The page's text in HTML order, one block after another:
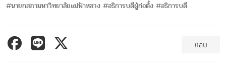
#นายกสภามหาวิทยาลัยแม่ฟ้าหลวง #อธิการบดีผู้ก่อตั้ง #อธิการบดี
กลับ